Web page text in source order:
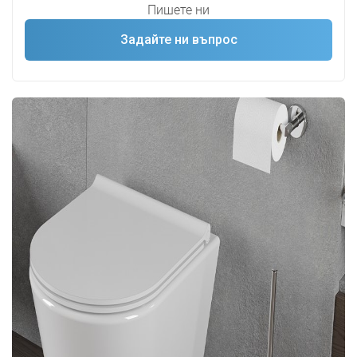
Пишете ни
Задайте ни въпрос